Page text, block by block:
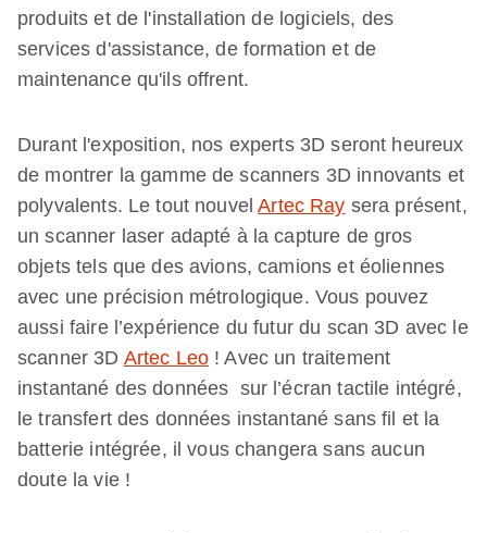
produits et de l'installation de logiciels, des
services d'assistance, de formation et de
maintenance qu'ils offrent.
Durant l'exposition, nos experts 3D seront heureux
de montrer la gamme de scanners 3D innovants et
polyvalents. Le tout nouvelArtec Ray sera présent,
un scanner laser adapté à la capture de gros
objets tels que des avions, camions et éoliennes
avec une précision métrologique. Vous pouvez
aussi faire l’expérience du futur du scan 3D avec le
scanner 3D Artec Leo ! Avec un traitement
instantané des données sur l’écran tactile intégré,
le transfert des données instantané sans fil et la
batterie intégrée, il vous changera sans aucun
doute la vie !